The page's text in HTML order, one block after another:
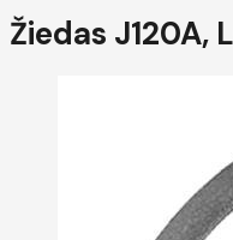
Žiedas J120A,